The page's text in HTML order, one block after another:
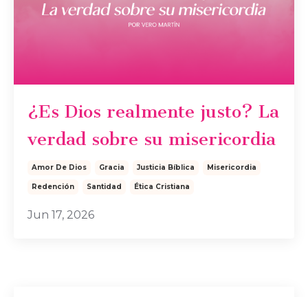
¿Es Dios realmente justo? La
verdad sobre su misericordia
Amor De Dios Gracia Justicia Bíblica Misericordia
Redención Santidad Ética Cristiana
Jun 17, 2026